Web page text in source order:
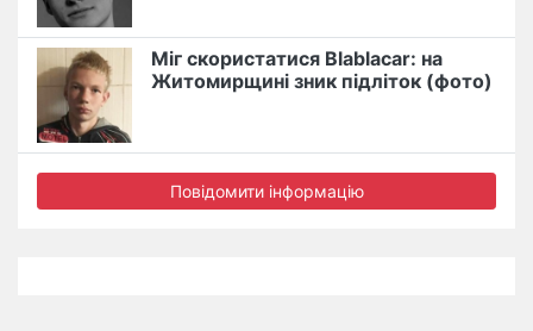
Міг скористатися Blablacar: на
Житомирщині зник підліток (фото)
Повідомити інформацію